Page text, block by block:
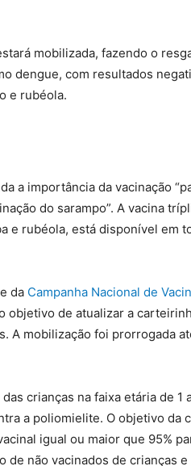
mobilizada, fazendo o
dengue, com resultados
e rubéola.
a importância da vacinação
do sarampo”. A vacina
e rubéola, está disponível em
da Campanha Nacional de
objetivo de atualizar a
A mobilização foi prorrogada
crianças na faixa etária de 1
a poliomielite. O objetivo da
igual ou maior que 95%
de não vacinados de crianças